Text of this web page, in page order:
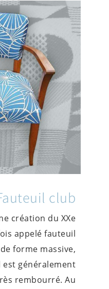
club
création du XXe
appelé fauteuil
forme massive,
généralement
rembourré. Au